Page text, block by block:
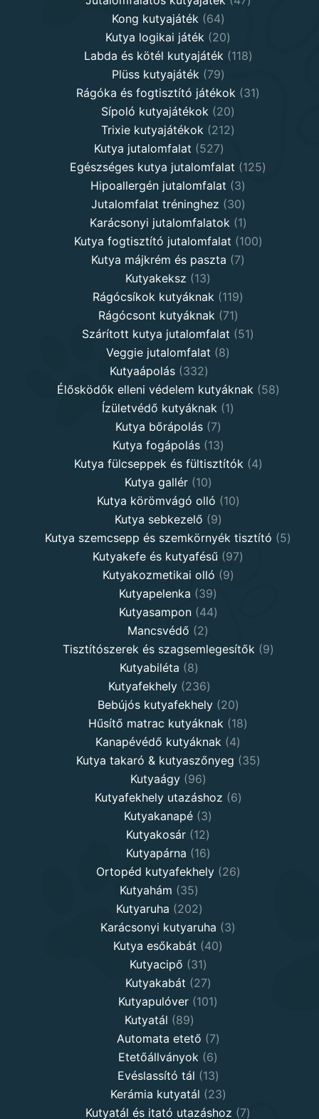
Kong kutyajáték 6464
products
Kutya logikai játék 2020
products
Labda és kötél kutyajáték 118118
Plüss kutyajáték 7979
products
Rágóka és fogtisztító játékok 3131
Sípoló kutyajátékok 2020
products
Trixie kutyajátékok 212212
Kutya jutalomfalat 527527
products
Egészséges kutya jutalomfalat 125125
Hipoallergén jutalomfalat 33
products
Jutalomfalat tréninghez 3030
products
Karácsonyi jutalomfalatok 11
product
Kutya fogtisztító jutalomfalat 100100
Kutya májkrém és paszta 77
Kutyakeksz 1313
products
Rágócsíkok kutyáknak 119119
Rágócsont kutyáknak 7171
products
Szárított kutya jutalomfalat 5151
Veggie jutalomfalat 88
Kutyaápolás 332332
products
Élősködők elleni védelem kutyáknak 5858
Ízületvédő kutyáknak 11
Kutya bőrápolás 77
products
Kutya fogápolás 1313
products
Kutya fülcseppek és fültisztítók 44
Kutya gallér 1010
products
Kutya körömvágó olló 1010
Kutya sebkezelő 99
products
Kutya szemcsepp és szemkörnyék tisztító 55
Kutyakefe és kutyafésű 9797
Kutyakozmetikai olló 99
Kutyapelenka 3939
products
Kutyasampon 4444
Mancsvédő 22
products
Tisztítószerek és szagsemlegesítők 99
Kutyabiléta 88
products
Kutyafekhely 236236
products
Bebújós kutyafekhely 2020
products
Hűsítő matrac kutyáknak 1818
Kanapévédő kutyáknak 44
products
Kutya takaró & kutyaszőnyeg 3535
Kutyaágy 9696
products
Kutyafekhely utazáshoz 66
Kutyakanapé 33
products
Kutyakosár 1212
products
Kutyapárna 1616
products
Ortopéd kutyafekhely 2626
Kutyahám 3535
products
Kutyaruha 202202
products
Karácsonyi kutyaruha 33
Kutya esőkabát 4040
Kutyacipő 3131
products
Kutyakabát 2727
products
Kutyapulóver 101101
Kutyatál 8989
products
Automata etető 77
products
Etetőállványok 66
products
Evéslassító tál 1313
products
Kerámia kutyatál 2323
products
Kutyatál és itató utazáshoz 77